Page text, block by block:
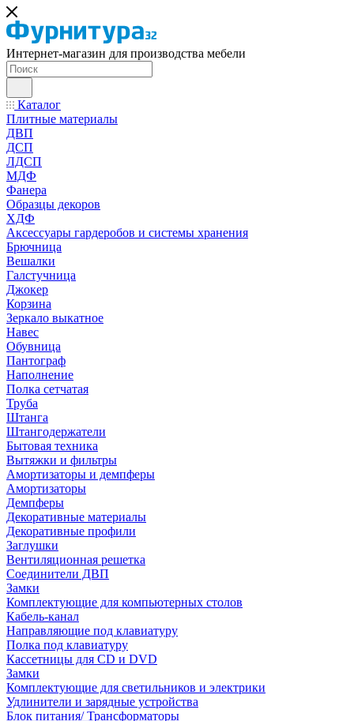
Интернет-магазин для производства мебели
Каталог
Плитные материалы
ДВП
ДСП
ЛДСП
МДФ
Фанера
Образцы декоров
ХДФ
Аксессуары гардеробов и системы хранения
Брючница
Вешалки
Галстучница
Джокер
Корзина
Зеркало выкатное
Навес
Обувница
Пантограф
Наполнение
Полка сетчатая
Труба
Штанга
Штангодержатели
Бытовая техника
Вытяжки и фильтры
Амортизаторы и демпферы
Амортизаторы
Демпферы
Декоративные материалы
Декоративные профили
Заглушки
Вентиляционная решетка
Соединители ДВП
Замки
Комплектующие для компьютерных столов
Кабель-канал
Направляющие под клавиатуру
Полка под клавиатуру
Кассетницы для CD и DVD
Замки
Комплектующие для светильников и электрики
Удлинители и зарядные устройства
Блок питания/ Трансформаторы